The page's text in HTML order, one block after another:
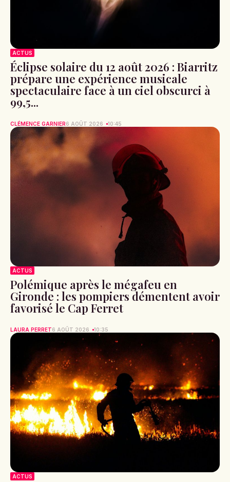
ACTUS
Éclipse solaire du 12 août 2026 : Biarritz
prépare une expérience musicale
spectaculaire face à un ciel obscurci à
99,5...
CLÉMENCE GARNIER6 AOÛT 2026 10:45
ACTUS
Polémique après le mégafeu en
Gironde : les pompiers démentent avoir
favorisé le Cap Ferret
LAURA PERRET6 AOÛT 2026 10:35
ACTUS